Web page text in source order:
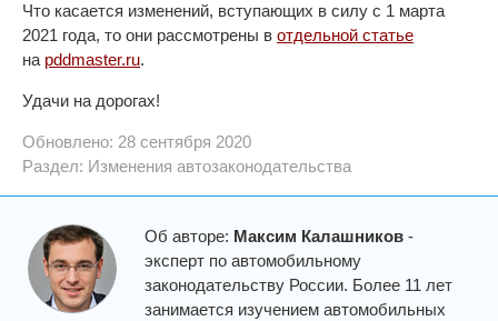
Что касается изменений, вступающих в силу с 1 марта
2021 года, то они рассмотрены в отдельной статье
на pddmaster.ru.
Удачи на дорогах!
Обновлено: 28 сентября 2020
Раздел: Изменения автозаконодательства
Об авторе: Максим Калашников -
эксперт по автомобильному
законодательству России. Более 11 лет
занимается изучением автомобильных